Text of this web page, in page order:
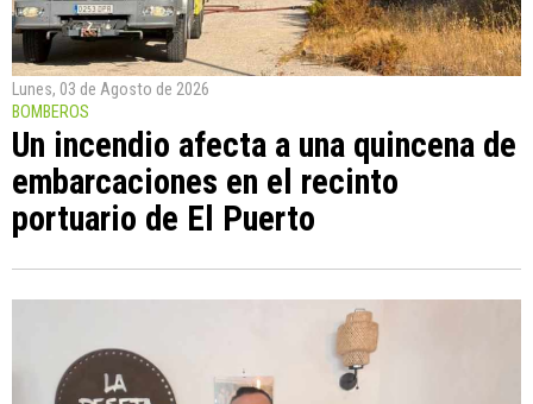
Lunes, 03 de Agosto de 2026
BOMBEROS
Un incendio afecta a una quincena de
embarcaciones en el recinto
portuario de El Puerto